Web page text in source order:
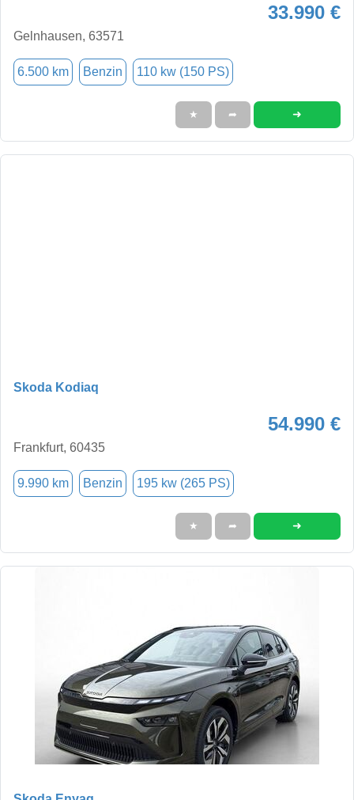
33.990 €
Gelnhausen, 63571
6.500 km Benzin 110 kw (150 PS)
★ ➦ ➜
Skoda Kodiaq
54.990 €
Frankfurt, 60435
9.990 km Benzin 195 kw (265 PS)
★ ➦ ➜